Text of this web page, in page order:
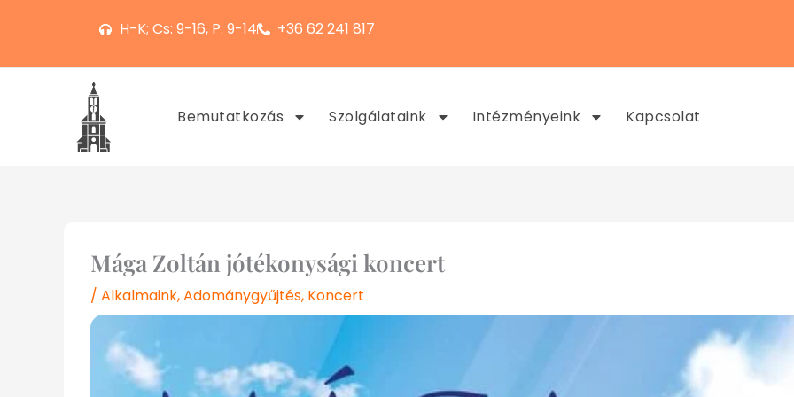
H-K; Cs: 9-16, P: 9-14 +36 62 241 817
Bemutatkozás Szolgálataink Intézményeink Kapcsolat
Mága Zoltán jótékonysági koncert
/ Alkalmaink,Adománygyűjtés, Koncert